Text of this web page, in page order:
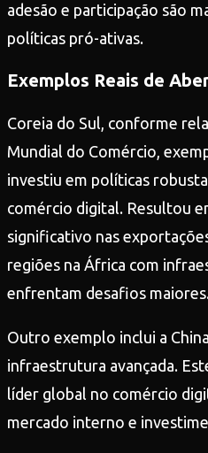
adesão e participação são
políticas pró-ativas.
Exemplos Reais de
Coreia do Sul, conforme
Mundial do Comércio,
investiu em políticas
comércio digital. Resultou
significativo nas
regiões na África com
enfrentam desafios
Outro exemplo inclui a
infraestrutura avançada.
líder global no comércio
mercado interno e